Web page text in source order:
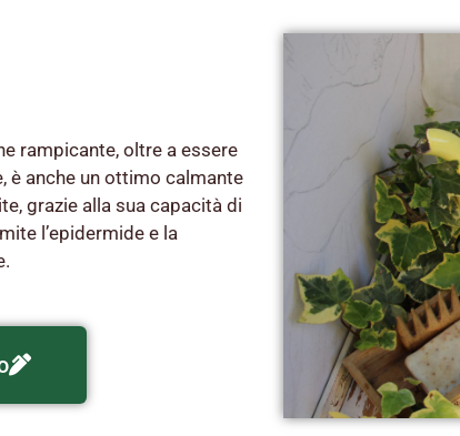
rampicante, oltre a essere
è anche un ottimo calmante
grazie alla sua capacità di
l’epidermide e la